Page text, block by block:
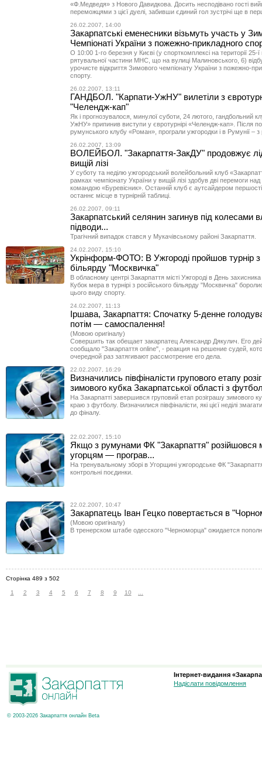
«Ф.Медведя» з Нового Давидкова. Досить несподівано гості
переможцями з цієї дуелі, забивши єдиний гол зустрічі ще в
26.02.2007, 14:00
Закарпатські еменесники візьмуть участь у
Чемпіонаті України з пожежно-прикладного
О 10:00 1-го березня у Києві (у спорткомплексі на території 25-
рятувальної частини МНС, що на вулиці Малиновського, 6)
урочисте відкриття Зимового чемпіонату України з пожежно-
спорту.
26.02.2007, 13:11
ГАНДБОЛ. "Карпати-УжНУ" вилетіли з
"Челендж-кап"
Як і прогнозувалося, минулої суботи, 24 лютого, гандбольний
УжНУ» припинив виступи у євротурнірі «Челендж-кап». Після
румунського клубу «Роман», програли ужгородки і в Румунії –
26.02.2007, 13:09
ВОЛЕЙБОЛ. "Закарпаття-ЗакДУ" продовжує
вищій лізі
У суботу та неділю ужгородський волейбольний клуб
рамках чемпіонату України у вищій лізі здобув дві перемоги
командою «Буревісник». Останній клуб є аутсайдером першості
останнє місце в турнірній таблиці.
26.02.2007, 09:11
Закарпатський селянин загинув під колесами
підводи...
Трагічний випадок стався у Мукачівському районі Закарпаття.
24.02.2007, 15:10
Укрінформ-ФОТО: В Ужгороді пройшов турнір з
більярду "Москвичка"
В обласному центрі Закарпаття місті Ужгороді в День захисника
Кубок мера в турнірі з російського більярду "Москвичка"
цього виду спорту.
24.02.2007, 11:13
Іршава, Закарпаття: Спочатку 5-денне
потім — самоспалення!
(Мовою оригіналу)
Совершить так обещает закарпатец Александр Дякулич. Его
сообщало "Закарпаття online", - реакция на решение судей,
очередной раз затягивают рассмотрение его дела.
22.02.2007, 16:29
Визначились півфіналісти групового етапу
зимового кубка Закарпатської області з
На Закарпатті завершився груповий етап розіграшу зимового
краю з футболу. Визначилися півфіналісти, які цієї неділі
до фіналу.
22.02.2007, 15:10
Якщо з румунами ФК "Закарпаття" розійшовся
угорцям — програв...
На тренувальному зборі в Угорщині ужгородське ФК
контрольні поєдинки.
22.02.2007, 10:47
Закарпатець Іван Гецко повертається в
(Мовою оригіналу)
В тренерском штабе одесского "Черноморца" ожидается
Сторінка 489 з 502
1 2 3 4 5 6 7 8 9 10
© 2003-2026 Закарпаття онлайн Beta
Інтернет-видання
Надіслати повідомлення